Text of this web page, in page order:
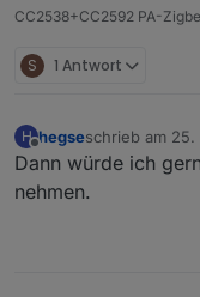
CC2538+CC2592 PA-
S 1 Antwort
H hegseschrieb am 25.
zuletzt editiert
Dann würde ich
nehmen.